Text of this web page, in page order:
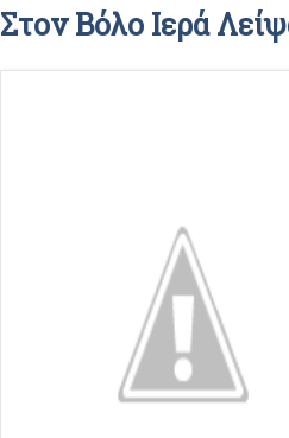
ΠΕΡΙΟΔΟΣ 2014 - 2015
Στον Βόλο Ιερά